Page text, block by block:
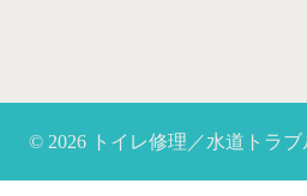
© 2026 トイレ修理／水道トラブ